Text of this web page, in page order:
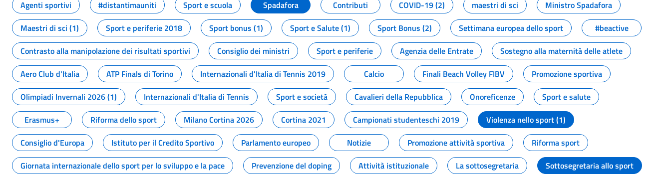
Agenti sportivi
#distantimauniti Sport e scuola Spadafora Contributi COVID-19 (2) maestri di sci
Ministro Spadafora
Maestri di sci (1)
Sport e periferie 2018 Sport bonus (1) Sport e Salute (1) Sport Bonus (2) Settimana europea dello sport
#beactive
Contrasto alla manipolazione dei risultati sportivi
Consiglio dei ministri Sport e periferie Agenzia delle Entrate
Sostegno alla maternità delle atlete
Aero Club d'Italia
ATP Finals di Torino Internazionali d'Italia di Tennis 2019 Calcio Finali Beach Volley FIBV
Promozione sportiva
Olimpiadi Invernali 2026 (1)
Internazionali d'Italia di Tennis Sport e società Cavalieri della Repubblica Onoreficenze
Sport e salute
Erasmus+
Riforma dello sport Milano Cortina 2026 Cortina 2021 Campionati studenteschi 2019
Violenza nello sport (1)
Consiglio d'Europa
Istituto per il Credito Sportivo Parlamento europeo Notizie Promozione attività sportiva
Riforma sport
Giornata internazionale dello sport per lo sviluppo e la pace
Prevenzione del doping Attività istituzionale La sottosegretaria
Sottosegretaria allo sport